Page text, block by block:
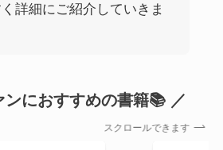
詳細にご紹介していきま
ンにおすすめの書籍📚 ／
スクロールできます